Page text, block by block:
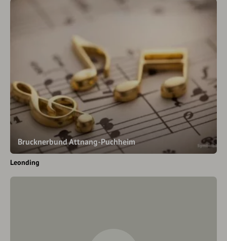
Brucknerbund Attnang-Puchheim
Leonding